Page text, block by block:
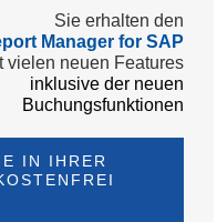
Sie erhalten den
Manager for SAP
vielen neuen Features
inklusive der neuen
Buchungsfunktionen
IN IHRER